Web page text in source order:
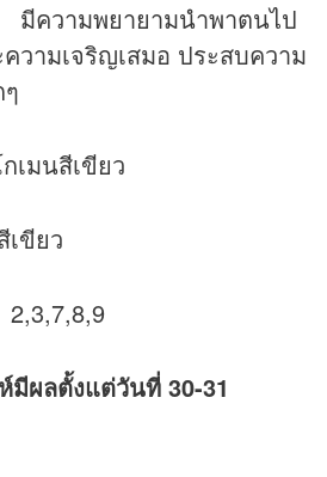
มีความพยายามนำพาตนไป
วามเจริญเสมอ ประสบความ
วิตดีมากๆ
มนสีเขียว
ว
ผลตั้งแต่วันที่ 30-31